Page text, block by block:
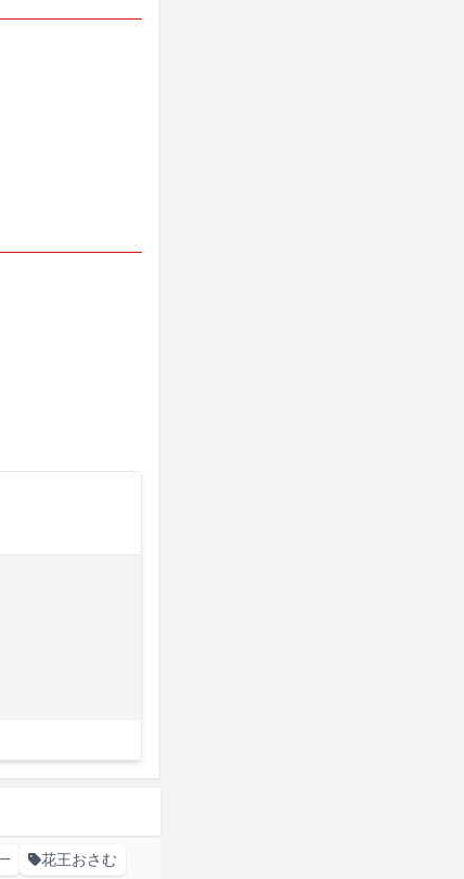
花王おさむ